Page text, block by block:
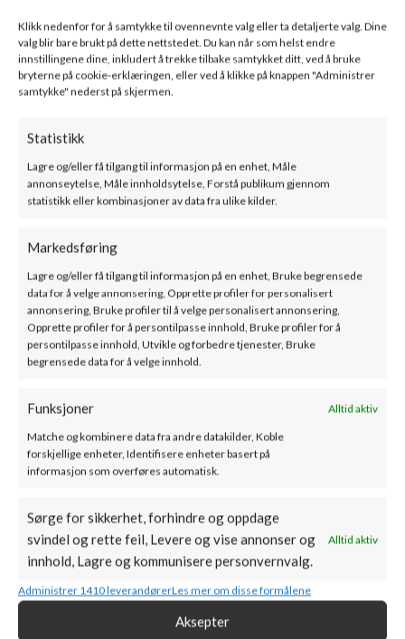
Klikk nedenfor for å samtykke til ovennevnte valg eller ta detaljerte valg. Dine
valg blir bare brukt på dette nettstedet. Du kan når som helst endre
innstillingene dine, inkludert å trekke tilbake samtykket ditt, ved å bruke
bryterne på cookie-erklæringen, eller ved å klikke på knappen "Administrer
samtykke" nederst på skjermen.
Statistikk
Lagre og/eller få tilgang til informasjon på en enhet, Måle
annonseytelse, Måle innholdsytelse, Forstå publikum gjennom
statistikk eller kombinasjoner av data fra ulike kilder.
Markedsføring
Lagre og/eller få tilgang til informasjon på en enhet, Bruke begrensede
data for å velge annonsering, Opprette profiler for personalisert
annonsering, Bruke profiler til å velge personalisert annonsering,
Opprette profiler for å persontilpasse innhold, Bruke profiler for å
persontilpasse innhold, Utvikle og forbedre tjenester, Bruke
begrensede data for å velge innhold.
Funksjoner Alltid aktiv
Matche og kombinere data fra andre datakilder, Koble
forskjellige enheter, Identifisere enheter basert på
informasjon som overføres automatisk.
Sørge for sikkerhet, forhindre og oppdage
svindel og rette feil, Levere og vise annonser og
innhold, Lagre og kommunisere personvernvalg.
Alltid aktiv
Administrer 1410 leverandørerLes mer om disse formålene
Aksepter
PRODUKTKATEGORIER
MIN KONTO
PEISKONGEN AS
Forusparken 20, 4031 Stavanger